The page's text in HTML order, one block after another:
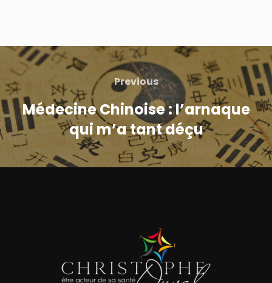
Previous
Médecine Chinoise : l’arnaque
qui m’a tant déçu